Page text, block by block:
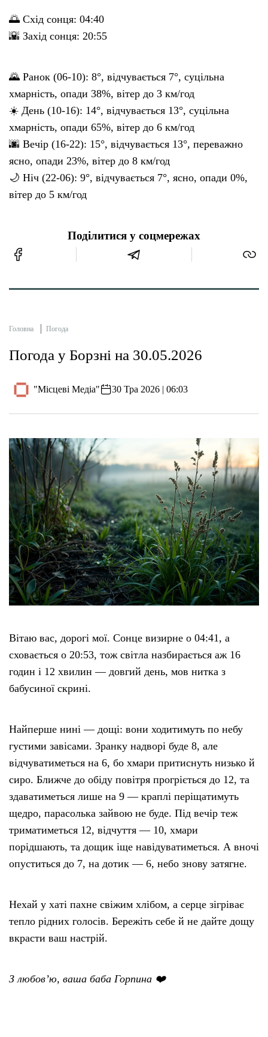
🌅 Схід сонця: 04:40
🌇 Захід сонця: 20:55
🌄 Ранок (06-10): 8°, відчувається 7°, суцільна
хмарність, опади 38%, вітер до 3 км/год
☀️ День (10-16): 14°, відчувається 13°, суцільна
хмарність, опади 65%, вітер до 6 км/год
🌆 Вечір (16-22): 15°, відчувається 13°, переважно
ясно, опади 23%, вітер до 8 км/год
🌙 Ніч (22-06): 9°, відчувається 7°, ясно, опади 0%,
вітер до 5 км/год
Поділитися у соцмережах
Головна Погода
Погода у Борзні на 30.05.2026
"Місцеві Медіа" 30 Тра 2026 | 06:03
Вітаю вас, дорогі мої. Сонце визирне о 04:41, а
сховається о 20:53, тож світла назбирається аж 16
годин і 12 хвилин — довгий день, мов нитка з
бабусиної скрині.
Найперше нині — дощі: вони ходитимуть по небу
густими завісами. Зранку надворі буде 8, але
відчуватиметься на 6, бо хмари притиснуть низько й
сиро. Ближче до обіду повітря прогріється до 12, та
здаватиметься лише на 9 — краплі періщатимуть
щедро, парасолька зайвою не буде. Під вечір теж
триматиметься 12, відчуття — 10, хмари
порідшають, та дощик іще навідуватиметься. А вночі
опуститься до 7, на дотик — 6, небо знову затягне.
Нехай у хаті пахне свіжим хлібом, а серце зігріває
тепло рідних голосів. Бережіть себе й не дайте дощу
вкрасти ваш настрій.
З любов’ю, ваша баба Горпина ❤️